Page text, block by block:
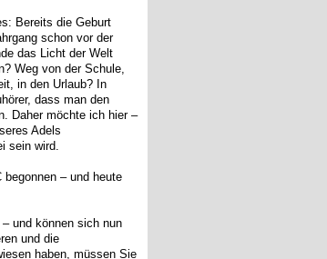
Bereits die Geburt
schon vor der
das Licht der Welt
Weg von der Schule,
in den Urlaub? In
dass man den
Daher möchte ich hier –
Adels
sein wird.
– und heute
und können sich nun
und die
haben, müssen Sie